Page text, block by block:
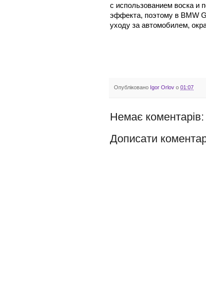
с использованием воска и
эффекта, поэтому в BMW
уходу за автомобилем,
Опубліковано Igor Orlov о 01:07
Немає коментарів:
Дописати